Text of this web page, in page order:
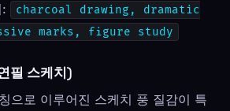
charcoal drawing, dramatic
marks, figure study
필 스케치)
으로 이루어진 스케치 풍 질감이 특